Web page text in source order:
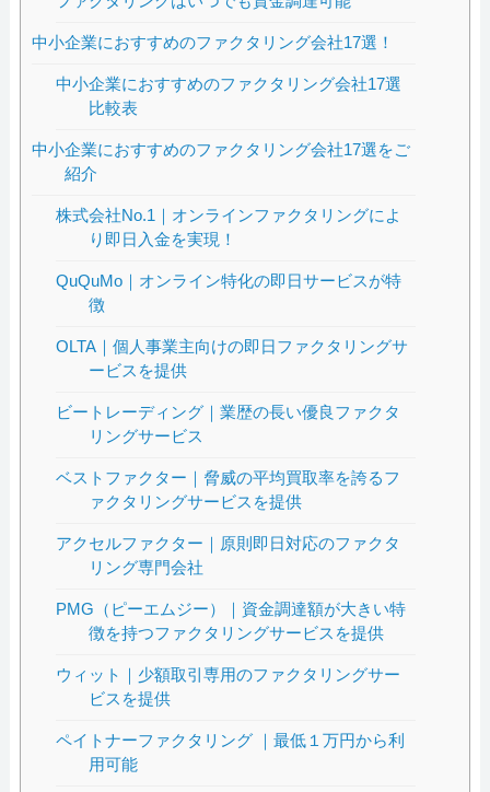
中小企業におすすめのファクタリング会社17選！
中小企業におすすめのファクタリング会社17選
比較表
中小企業におすすめのファクタリング会社17選をご
紹介
株式会社No.1｜オンラインファクタリングによ
り即日入金を実現！
QuQuMo｜オンライン特化の即日サービスが特
徴
OLTA｜個人事業主向けの即日ファクタリングサ
ービスを提供
ビートレーディング｜業歴の長い優良ファクタ
リングサービス
ベストファクター｜脅威の平均買取率を誇るフ
ァクタリングサービスを提供
アクセルファクター｜原則即日対応のファクタ
リング専門会社
PMG（ピーエムジー）｜資金調達額が大きい特
徴を持つファクタリングサービスを提供
ウィット｜少額取引専用のファクタリングサー
ビスを提供
ペイトナーファクタリング ｜最低１万円から利
用可能